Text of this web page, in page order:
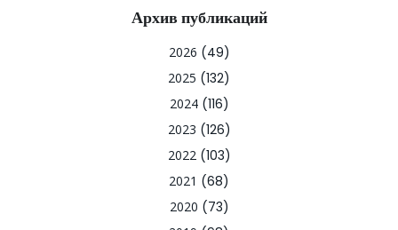
Архив публикаций
2026 (49)
2025 (132)
2024(116)
2023 (126)
2022(103)
2021 (68)
2020 (73)